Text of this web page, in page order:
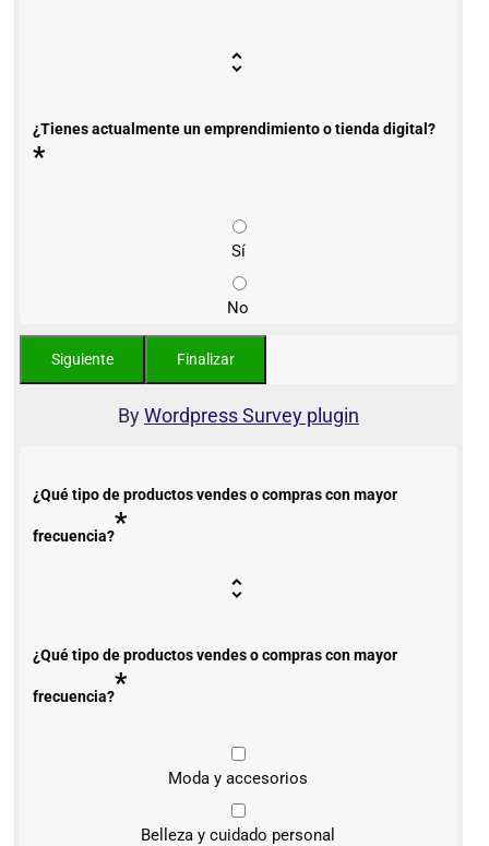
¿Tienes actualmente un emprendimiento o tienda digital?
*
Sí
No
ByWordpress Survey plugin
¿Qué tipo de productos vendes o compras con mayor
frecuencia?*
¿Qué tipo de productos vendes o compras con mayor
frecuencia?*
Moda y accesorios
Belleza y cuidado personal